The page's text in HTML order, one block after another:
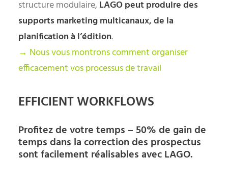
structure modulaire, LAGO peut produire des
supports marketing multicanaux, de la
planification à l’édition.
→ Nous vous montrons comment organiser
efficacement vos processus de travail
EFFICIENT WORKFLOWS
Profitez de votre temps – 50% de gain de
temps dans la correction des prospectus
sont facilement réalisables avec LAGO.